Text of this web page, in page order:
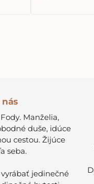
nás
Manželia,
duše, idúce
cestou. Žijúce
seba.
jedinečné